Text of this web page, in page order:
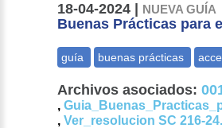
18-04-2024 | NUEVA GUÍA
Buenas Prácticas para
Archivos asociados:
,
,Ver_resolucion SC 216-